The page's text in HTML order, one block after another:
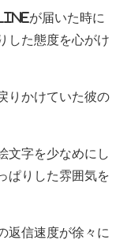
が届いた時に
した態度を心がけ
りかけていた彼の
文字を少なめにし
ぱりした雰囲気を
返信速度が徐々に